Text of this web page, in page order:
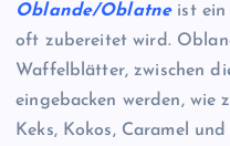
Oblande/Oblatneist ein
oft zubereitet wird.
Waffelblätter, zwischen
eingebacken werden, wie
Keks, Kokos, Caramel